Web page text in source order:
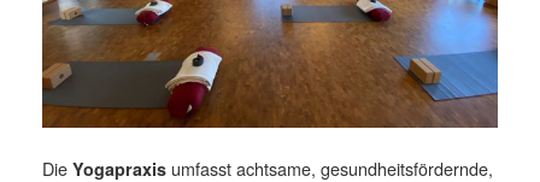
DieYogapraxis umfasst achtsame, gesundheitsfördernde,